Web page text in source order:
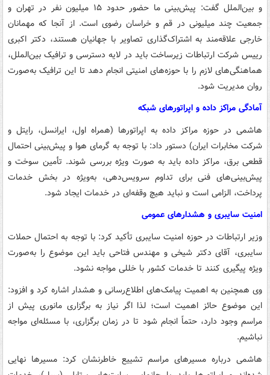
و بین‌الملل گفت: پیش‌بینی ما حضور حدود ۱۵ میلیون نفر در تهران و
جمعیت چند میلیونی در قم و خراسان رضوی است. از آنجا که مهمانان
خارجی علاقه‌مند به اشتراک‌گذاری تصاویر با جهانیان هستند، دکتر اکبری
رییس شرکت ارتباطات زیرساخت باید در لایه دسترسی و ترافیک بین‌الملل،
هماهنگی‌های لازم را با حوزه‌های امنیتی انجام دهد تا این ترافیک به‌صورت
روان مدیریت شود.
آمادگی مراکز داده و اپراتورهای شبکه
هاشمی در حوزه مراکز داده به اپراتورها (همراه اول، ایرانسل، رایتل و
شرکت مخابرات ایران) دستور داد: با توجه به گرمای هوا و پیش‌بینی احتمال
قطعی برق، مراکز داده باید به صورت ویژه بررسی شوند. تأمین سوخت و
پیش‌بینی‌های فنی برای تداوم سرویس‌دهی، به‌ویژه در بخش خدمات
پرداخت، الزامی است و نباید هیچ وقفه‌ای در خدمات ایجاد شود.
امنیت سایبری و هشدارهای عمومی
وزیر ارتباطات در حوزه امنیت سایبری تأکید کرد: با توجه به احتمال حملات
سایبری، آقای دکتر شیخی و مهندس فتاحی باید این موضوع را به‌صورت
ویژه پیگیری کنند تا خدمات کشور با خللی مواجه نشود.
وی همچنین به اهمیت پیامک‌های اطلاع‌رسانی و هشدار اشاره کرد و افزود:
این موضوع حائز اهمیت است؛ لذا اگر نیاز به برگزاری مانوری پیش از
مراسم وجود دارد، حتماً انجام شود تا در زمان برگزاری، با مسئله‌ای مواجه
نباشیم.
هاشمی درباره مسیرهای مراسم تشییع خاطرنشان کرد: مسیرها نهایی